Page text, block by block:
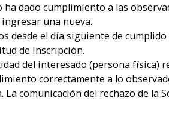
dado cumplimiento a las
una nueva.
desde el día siguiente de
de Inscripción.
del interesado (persona física)
correctamente a lo
comunicación del rechazo de la